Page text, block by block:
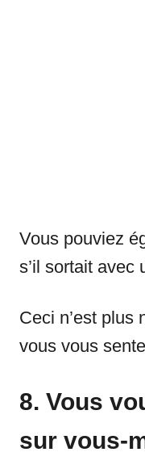
Vous pouviez
s’il sortait avec
Ceci n’est plus
vous vous
8. Vous
sur vous-